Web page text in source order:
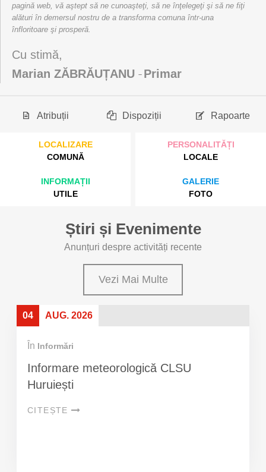
pagină web, vă aştept să ne cunoaşteţi, să ne înţelegeţi şi să ne fiţi
alături în demersul nostru de a transforma comuna într-una
înfloritoare şi prosperă.
Cu stimă,
Marian ZĂBRĂUȚANU – Primar
Atribuții Dispoziții Rapoarte
LOCALIZARE
COMUNĂ
PERSONALITĂȚI
LOCALE
INFORMAȚII
UTILE
GALERIE
FOTO
Știri și Evenimente
Anunțuri despre activități recente
Vezi Mai Multe
04 AUG. 2026
În Informări
Informare meteorologică CLSU
Huruiești
CITEȘTE